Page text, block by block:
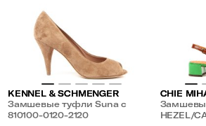
KENNEL & SCHMENGER
Замшевые туфли Suna с
открытым носом
810100-0120-2120
CHIE
HEZEL/